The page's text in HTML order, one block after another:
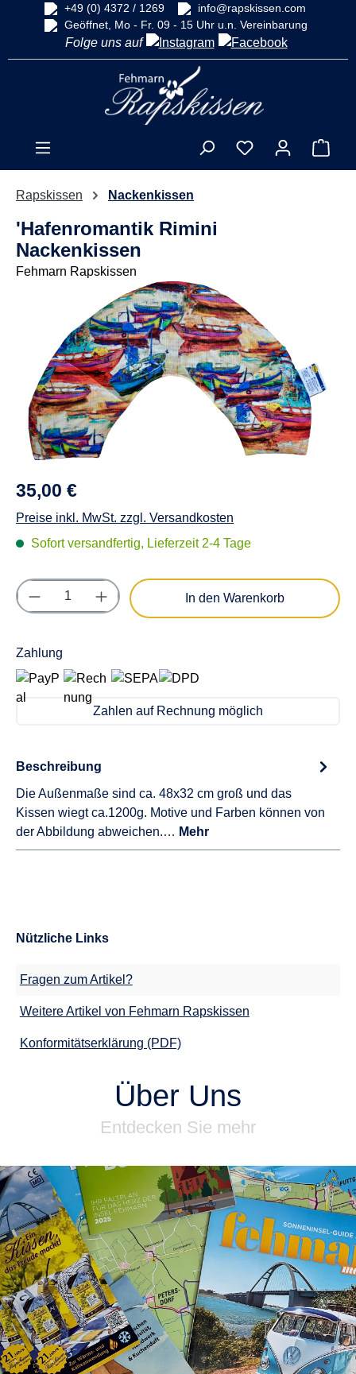
springen
+49 (0) 4372 / 1269
info@rapskissen.com
Geöffnet, Mo - Fr. 09 - 15 Uhr u.n. Vereinbarung
Folge uns auf
Rapskissen Nackenkissen
'Hafenromantik Rimini
Nackenkissen
Fehmarn Rapskissen
Bildergalerie überspringen
35,00 €
Preise inkl. MwSt. zzgl. Versandkosten
Sofort versandfertig, Lieferzeit 2-4 Tage
Produkt Anzahl: Gib den gewünschten
In den Warenkorb
Zahlung
Zahlen auf Rechnung möglich
Beschreibung
Die Außenmaße sind ca. 48x32 cm groß und das
Kissen wiegt ca.1200g. Motive und Farben können von
der Abbildung abweichen.… Mehr
Nützliche Links
Fragen zum Artikel?
Weitere Artikel von Fehmarn Rapskissen
Konformitätserklärung (PDF)
Über Uns
Entdecken Sie mehr